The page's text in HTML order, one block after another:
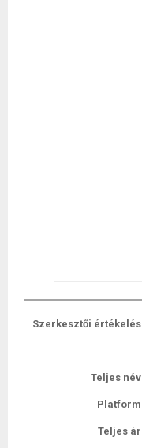
Szerkesztői értékelés
Teljes név
Platform
Teljes ár